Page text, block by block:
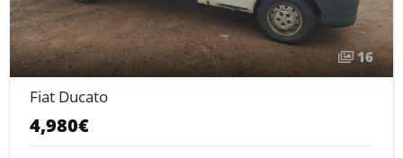
16
Fiat Ducato
4,980€